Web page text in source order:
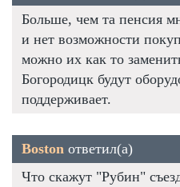
Больше, чем та пенсия
и нет возможности
можно их как то
Богородицк будут
поддерживает.
Boston ответил(а)
Что скажут "Рубин"